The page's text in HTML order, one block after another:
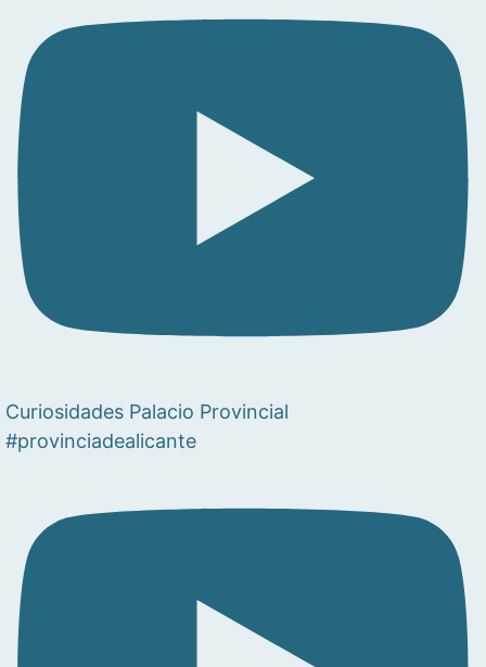
Curiosidades Palacio Provincial
#provinciadealicante